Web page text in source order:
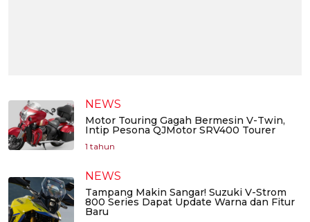
NEWS
Motor Touring Gagah Bermesin V-Twin,
Intip Pesona QJMotor SRV400 Tourer
1 tahun
NEWS
Tampang Makin Sangar! Suzuki V-Strom
800 Series Dapat Update Warna dan Fitur
Baru